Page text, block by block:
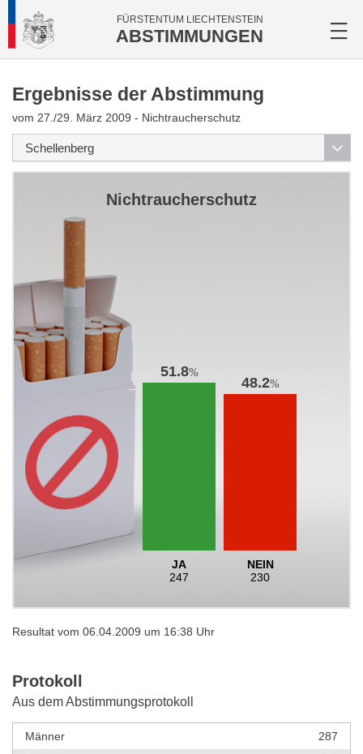
FÜRSTENTUM LIECHTENSTEIN
ABSTIMMUNGEN
Ergebnisse der Abstimmung
vom 27./29. März 2009 - Nichtraucherschutz
Nichtraucherschutz
51.8%
JA
247
48.2%
NEIN
230
Resultat vom 06.04.2009 um 16:38 Uhr
Protokoll
Aus dem Abstimmungsprotokoll
Männer
287